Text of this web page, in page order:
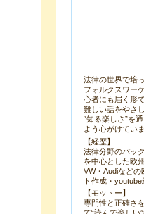
法律の世界で培
フォルクスワー
心者にも届く形
難しい話をやさ
“知る楽しさ”を
よう心がけていま
【経歴】
法律分野のバッ
を中心とした欧
VW・Audiなど
ト作成・
【モットー】
専門性と正確さ